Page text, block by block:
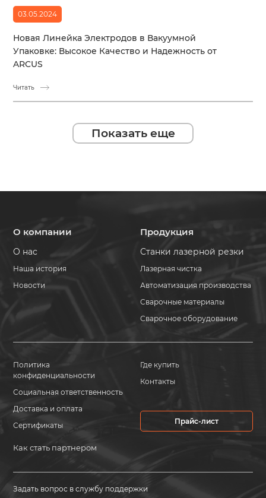
03.05.2024
Новая Линейка Электродов в Вакуумной
Упаковке: Высокое Качество и Надежность от
ARCUS
Читать
Показать еще
О компании
О нас
Наша история
Новости
Продукция
Станки лазерной резки
Лазерная чистка
Автоматизация производства
Сварочные материалы
Сварочное оборудование
Политика
конфиденциальности
Социальная ответственность
Доставка и оплата
Сертификаты
Как стать партнером
Где купить
Контакты
Прайс-лист
Задать вопрос в службу поддержки